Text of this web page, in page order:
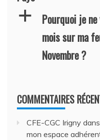
a
Pourquoi je
mois sur ma
Novembre ?
COMMENTAIRES
CFE-CGC Irigny dans
mon espace